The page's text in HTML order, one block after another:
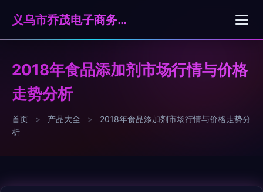
义乌市乔茂电子商务有限公司
2018年食品添加剂市场行情与价格
走势分析
首页 > 产品大全 >
2018年食品添加剂市场行情与价格走势分
析